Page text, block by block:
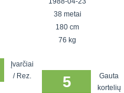
čempionatas
Vilnius
38 metai
180 cm
76 kg
Įvarčiai
/ Rez.
5
Gauta
kortelių